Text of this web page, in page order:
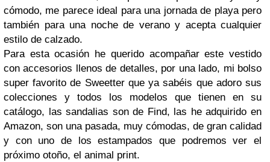
cómodo, me parece ideal para una jornada de playa pero
también para una noche de verano y acepta cualquier
estilo de calzado.
Para esta ocasión he querido acompañar este vestido
con accesorios llenos de detalles, por una lado, mi bolso
super favorito de Sweetter que ya sabéis que adoro sus
colecciones y todos los modelos que tienen en su
catálogo, las sandalias son de Find, las he adquirido en
Amazon, son una pasada, muy cómodas, de gran calidad
y con uno de los estampados que podremos ver el
próximo otoño, el animal print.